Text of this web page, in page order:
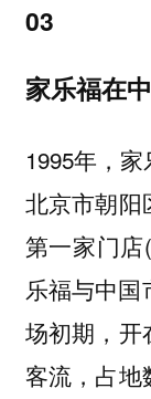
03
家乐福在
1995年，
北京市朝阳
第一家门
乐福与中
场初期，开
客流，占地